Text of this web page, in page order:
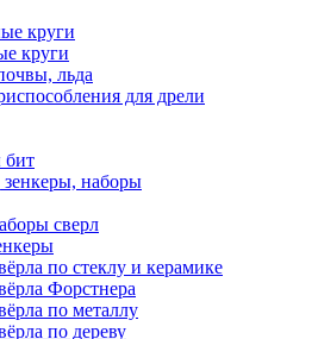
круги
круги
льда
для дрели
бит
зенкеры, наборы
сверл
по стеклу и керамике
Форстнера
по металлу
по дереву